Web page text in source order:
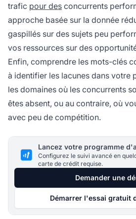
trafic pour des concurrents
approche basée sur la donnée
gaspillés sur des sujets peu
vos ressources sur des
Enfin, comprendre les mots-clés
à identifier les lacunes dans
les domaines où les concurrents
êtes absent, ou au contraire, où
avec peu de compétition.
Lancez votre programme
Configurez le suivi avancé en
carte de crédit requise.
Demander une
Démarrer l'essai gratuit